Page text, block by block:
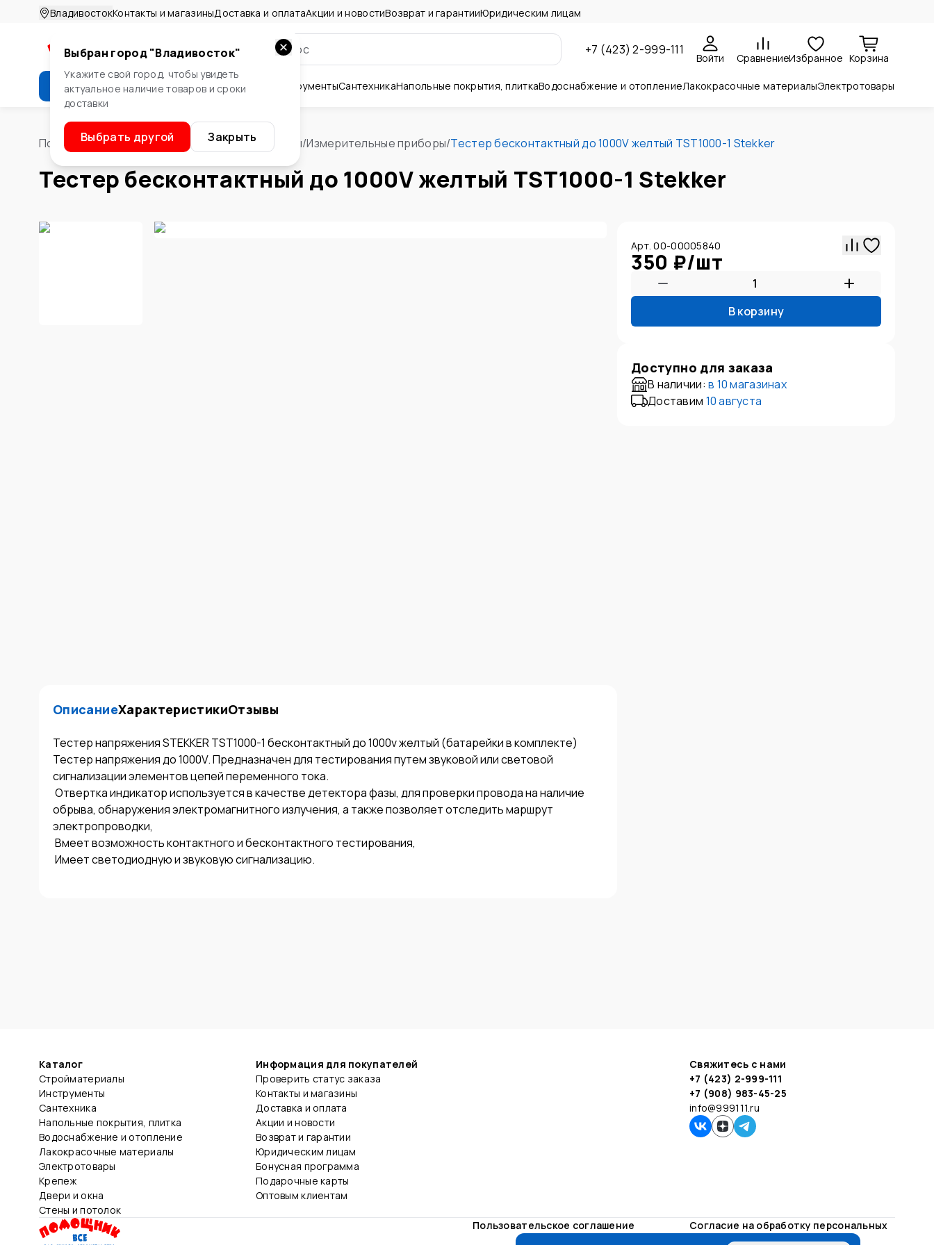
ВладивостокКонтакты и магазиныДоставка и оплатаАкции и новостиВозврат и гарантииЮридическим лицам
+7 (423) 2-999-111
Войти СравнениеИзбранное Корзина
Каталог Стройматериалы ИнструментыСантехникаНапольные покрытия, плиткаВодоснабжение и отоплениеЛакокрасочные материалыЭлектротовары
Выбран город "Владивосток"
Укажите свой город, чтобы увидеть
актуальное наличие товаров и сроки
доставки
Выбрать другой Закрыть
Помощник/Инструменты Электроинструменты/Измерительные приборы/Тестер бесконтактный до 1000V желтый TST1000-1 Stekker
Тестер бесконтактный до 1000V желтый TST1000-1 Stekker
ОписаниеХарактеристикиОтзывы
Тестер напряжения STEKKER TST1000-1 бесконтактный до 1000v желтый (батарейки в комплекте)
Тестер напряжения до 1000V. Предназначен для тестирования путем звуковой или световой
сигнализации элементов цепей переменного тока.
обрыва, обнаружения электромагнитного излучения, а также позволяет отследить маршрут
электропроводки,
Арт. 00-00005840
350 ₽/шт
В корзину
Доступно для заказа
В наличии: в 10 магазинах
Доставим 10 августа
Каталог
Стройматериалы
Инструменты
Сантехника
Напольные покрытия, плитка
Водоснабжение и отопление
Лакокрасочные материалы
Электротовары
Крепеж
Двери и окна
Стены и потолок
Информация для покупателей
Проверить статус заказа
Контакты и магазины
Доставка и оплата
Акции и новости
Возврат и гарантии
Юридическим лицам
Бонусная программа
Подарочные карты
Оптовым клиентам
Свяжитесь с нами
+7 (423) 2-999-111
+7 (908) 983-45-25
info@999111.ru
Пользовательское соглашение
Согласие на обработку персональных